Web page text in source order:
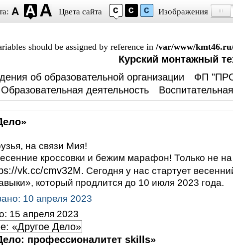
Цвета сайта Изображения
should be assigned by reference in /var/www/
Курский монтажный
об образовательной организации
ФП
Образовательная деятельность
на связи Мия!
кроссовки и бежим марафон! Только не
vk.cc/cmv32M. Сегодня у нас стартует
который продлится до 10 июля 2023 года.
10 апреля 2023
15 апреля 2023
«Другое Дело»
профессионалитет skills»